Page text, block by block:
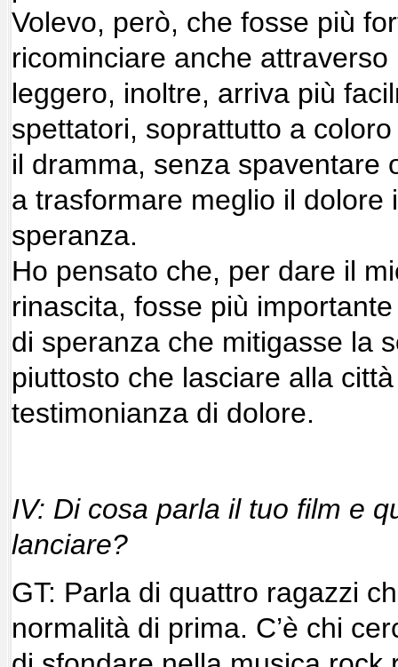
Volevo, però, che fosse più
ricominciare anche
leggero, inoltre, arriva più
spettatori, soprattutto a
il dramma, senza spaventare
a trasformare meglio il dolore
speranza.
Ho pensato che, per dare il
rinascita, fosse più
di speranza che mitigasse la
piuttosto che lasciare alla città
testimonianza di dolore.
IV: Di cosa parla il tuo film e
lanciare?
GT: Parla di quattro ragazzi
normalità di prima. C’è chi